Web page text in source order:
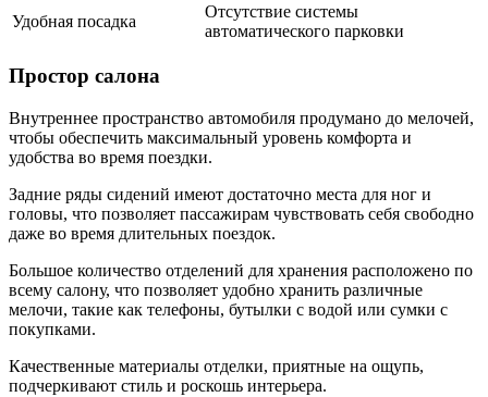
Удобная посадка
Отсутствие системы
автоматического парковки
Простор салона
Внутреннее пространство автомобиля продумано до мелочей,
чтобы обеспечить максимальный уровень комфорта и
удобства во время поездки.
Задние ряды сидений имеют достаточно места для ног и
головы, что позволяет пассажирам чувствовать себя свободно
даже во время длительных поездок.
Большое количество отделений для хранения расположено по
всему салону, что позволяет удобно хранить различные
мелочи, такие как телефоны, бутылки с водой или сумки с
покупками.
Качественные материалы отделки, приятные на ощупь,
подчеркивают стиль и роскошь интерьера.